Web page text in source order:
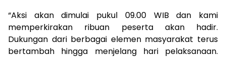
“Aksi akan dimulai pukul 09.00 WIB dan kami
memperkirakan ribuan peserta akan hadir.
Dukungan dari berbagai elemen masyarakat terus
bertambah hingga menjelang hari pelaksanaan.